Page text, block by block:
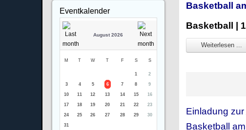
Basketball
Basketball |
Weiterlesen ...
Einladung
Basketball
Eventkalender
August 2026
M T W T F S S
1 2
3 4 5 6 7 8 9
10 11 12 13 14 15 16
17 18 19 20 21 22 23
24 25 26 27 28 29 30
31